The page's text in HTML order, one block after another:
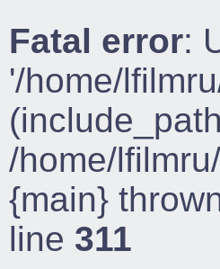
Fatal error:
'/home/
/home/
{main}
line 311